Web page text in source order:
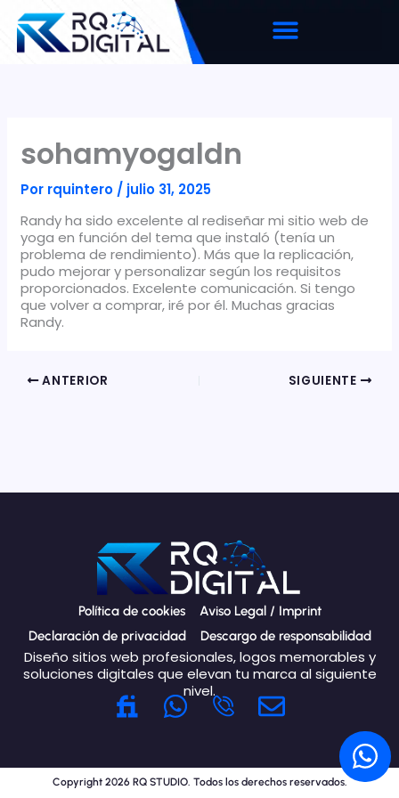
contenido
sohamyogaldn
Por rquintero / julio 31, 2025
Randy ha sido excelente al rediseñar mi sitio web de
yoga en función del tema que instaló (tenía un
problema de rendimiento). Más que la replicación,
pudo mejorar y personalizar según los requisitos
proporcionados. Excelente comunicación. Si tengo
que volver a comprar, iré por él. Muchas gracias
Randy.
ANTERIOR SIGUIENTE
W
h
Política de cookies
Aviso Legal / Imprint
Declaración de privacidad
Descargo de responsabilidad
Diseño sitios web profesionales, logos memorables y
soluciones digitales que elevan tu marca al siguiente
nivel.
W
a
t
E
v
e
Copyright 2026 RQ STUDIO. Todos los derechos reservados.